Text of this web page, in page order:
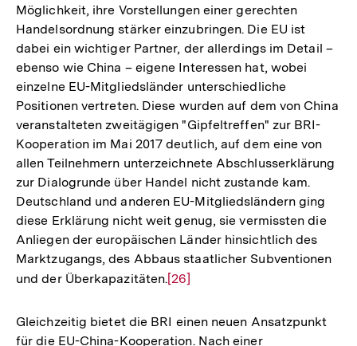
Möglichkeit, ihre Vorstellungen einer gerechten
Handelsordnung stärker einzubringen. Die EU ist
dabei ein wichtiger Partner, der allerdings im Detail –
ebenso wie China – eigene Interessen hat, wobei
einzelne EU-Mitgliedsländer unterschiedliche
Positionen vertreten. Diese wurden auf dem von China
veranstalteten zweitägigen "Gipfeltreffen" zur BRI-
Kooperation im Mai 2017 deutlich, auf dem eine von
allen Teilnehmern unterzeichnete Abschlusserklärung
zur Dialogrunde über Handel nicht zustande kam.
Deutschland und anderen EU-Mitgliedsländern ging
diese Erklärung nicht weit genug, sie vermissten die
Anliegen der europäischen Länder hinsichtlich des
Marktzugangs, des Abbaus staatlicher Subventionen
und der Überkapazitäten.Zur
der
Fußnote
[26]
Gleichzeitig bietet die BRI einen neuen Ansatzpunkt
für die EU-China-Kooperation. Nach einer